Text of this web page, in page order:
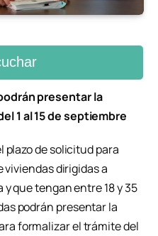
presentar la
1 al 15 de septiembre
plazo de solicitud para
viviendas dirigidas a
que tengan entre 18 y 35
podrán presentar la
formalizar el trámite del